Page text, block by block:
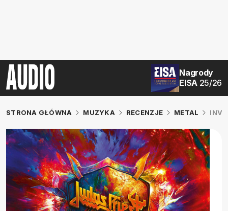
Nagrody
EISA 25/26
STRONA GŁÓWNA MUZYKA RECENZJE METAL